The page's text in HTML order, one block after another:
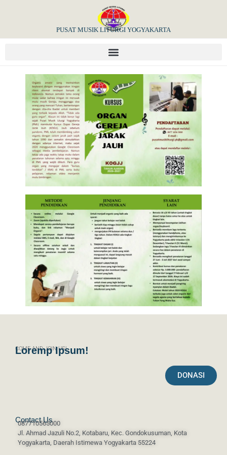
PUSAT MUSIK LITURGI YOGYAKARTA
COME AND JOIN US!
Loremp Ipsum!
DONASI
Contact Us
087710565000
Jl. Ahmad Jazuli No.2, Kotabaru, Kec. Gondokusuman, Kota
Yogyakarta, Daerah Istimewa Yogyakarta 55224